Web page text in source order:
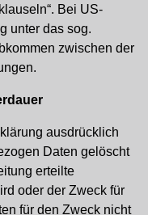
Bei US-
unter das sog.
zwischen der
ausdrücklich
Daten gelöscht
erteilte
oder der Zweck für
für den Zweck nicht